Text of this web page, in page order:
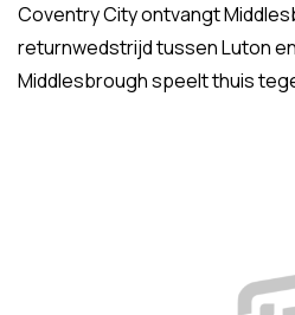
Coventry City ontvangt
returnwedstrijd tussen Luton
Middlesbrough speelt thuis